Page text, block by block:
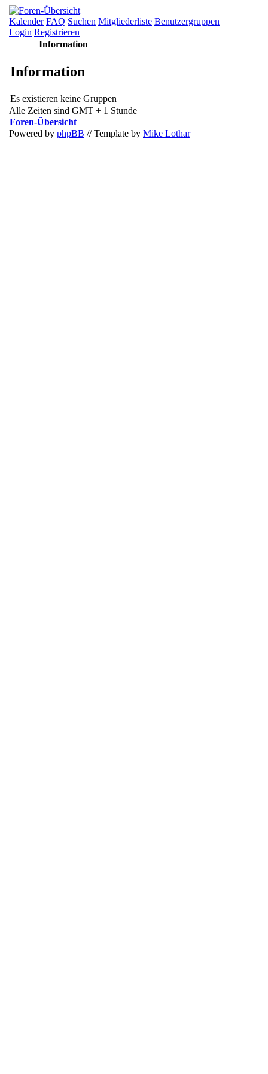
Kalender FAQ Suchen Mitgliederliste Benutzergruppen
Login Registrieren
Information
Information
Es existieren keine Gruppen
Alle Zeiten sind GMT + 1 Stunde
Foren-Übersicht
Powered by phpBB // Template by Mike Lothar